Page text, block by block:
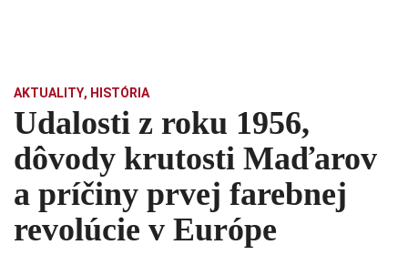
AKTUALITY, HISTÓRIA
Udalosti z roku 1956,
dôvody krutosti Maďarov
a príčiny prvej farebnej
revolúcie v Európe